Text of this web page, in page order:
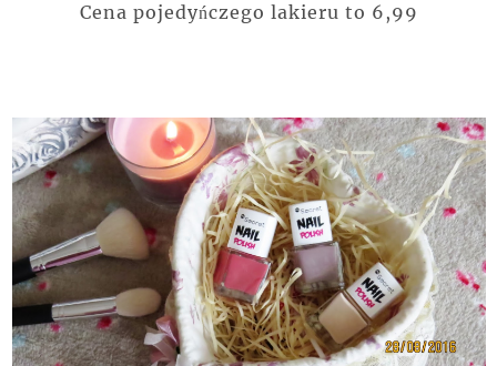
Cena pojedyńczego lakieru to 6,99